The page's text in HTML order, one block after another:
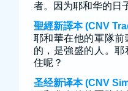
者。因为耶和华的日
聖經新譯本 (CNV
耶和華在他的軍隊
的，是強盛的人。
住呢？
圣经新译本 (CNV